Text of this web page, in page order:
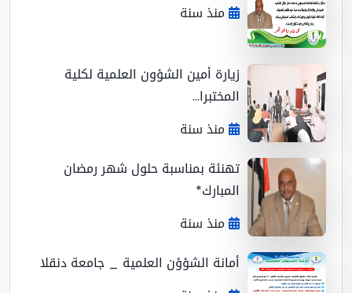
منذ سنة
زيارة أمين الشؤون العلمية لكلية
المختبرا...
منذ سنة
تهنئة بمناسبة حلول شهر رمضان
المبارك*
منذ سنة
أمانة الشؤؤن العلمية _ جامعة دنقلا